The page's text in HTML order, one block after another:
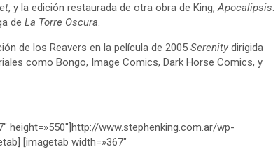
, y la edición restaurada de otra obra de King,Apocalipsis.
de La Torre Oscura.
de los Reavers en la película de 2005 Serenity dirigida
como Bongo, Image Comics, Dark Horse Comics, y
height=»550″]http://www.stephenking.com.ar/wp-
[imagetab width=»367″